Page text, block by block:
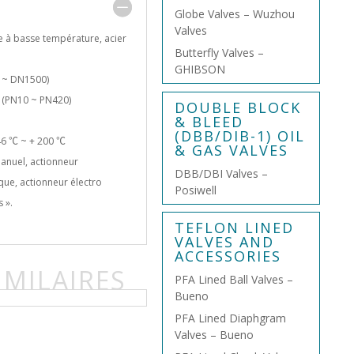
à basse température, acier
DN1500)
~ PN420)
℃ ~ + 200 ℃
actionneur
actionneur électro
».
Globe Valves – Wuzhou
Valves
Butterfly Valves –
GHIBSON
DOUBLE BLOCK
& BLEED
(DBB/DIB-1) OIL
& GAS VALVES
DBB/DBI Valves –
Posiwell
TEFLON LINED
VALVES AND
ACCESSORIES
PFA Lined Ball Valves –
Bueno
PFA Lined Diaphgram
Valves – Bueno